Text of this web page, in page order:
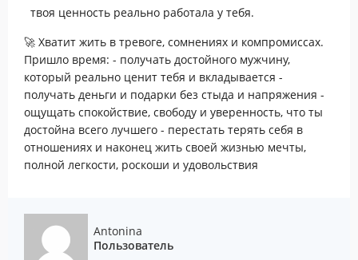
твоя ценность реально работала у тебя.
🚀 Хватит жить в тревоге, сомнениях и компромиссах.
Пришло время: - получать достойного мужчину,
который реально ценит тебя и вкладывается -
получать деньги и подарки без стыда и напряжения -
ощущать спокойствие, свободу и уверенность, что ты
достойна всего лучшего - перестать терять себя в
отношениях и наконец жить своей жизнью мечты,
полной легкости, роскоши и удовольствия
Antonina
Пользователь